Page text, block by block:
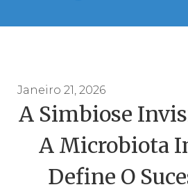
Janeiro 21, 2026
A Simbiose
A Microbiota
Define O